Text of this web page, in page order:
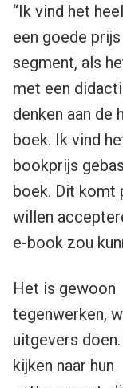
“Ik vind het
een goede
segment, als
met een
denken aan de
boek. Ik vind
bookprijs
boek. Dit komt
willen
e-book zou
Het is gewoon
tegenwerken,
uitgevers
kijken naar hun